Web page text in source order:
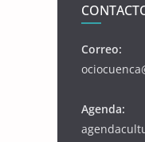
Correo:
Agenda: